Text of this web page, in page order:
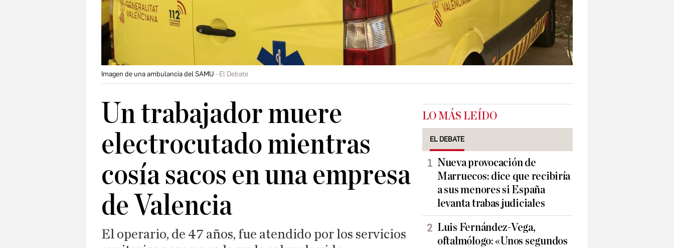
Imagen de una ambulancia del SAMU El Debate
Un trabajador muere
electrocutado mientras
cosía sacos en una empresa
de Valencia
El operario, de 47 años, fue atendido por los servicios
LO MÁS LEÍDO
EL DEBATE
Nueva provocación de
Marruecos: dice que recibiría
a sus menores si España
levanta trabas judiciales
Luis Fernández-Vega,
oftalmólogo: «Unos segundos